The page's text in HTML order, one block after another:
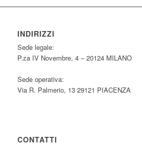
INDIRIZZI
Sede legale:
P.za IV Novembre, 4 – 20124 MILANO
Sede operativa:
Via R. Palmerio, 13 29121 PIACENZA
CONTATTI